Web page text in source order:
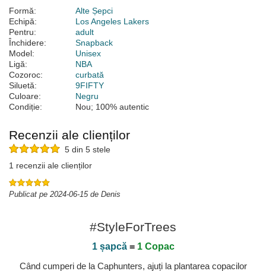
Formă:
Alte Șepci
Echipă:
Los Angeles Lakers
Pentru:
adult
Închidere:
Snapback
Model:
Unisex
Ligă:
NBA
Cozoroc:
curbată
Siluetă:
9FIFTY
Culoare:
Negru
Condiție:
Nou; 100% autentic
Recenzii ale clienților
5 din 5 stele
1 recenzii ale clienților
Publicat pe 2024-06-15 de Denis
#StyleForTrees
1 șapcă= 1 Copac
Când cumperi de la Caphunters, ajuți la plantarea copacilor